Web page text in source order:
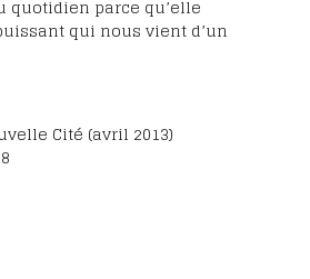
quotidien parce qu’elle
qui nous vient d’un
Cité (avril 2013)